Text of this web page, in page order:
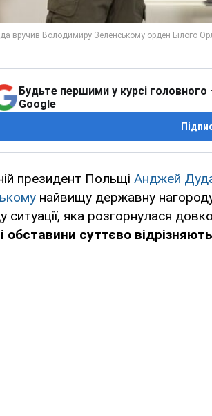
Будьте першими у курсі
Google
президент Польщі Анджей
найвищу державну
ситуації, яка розгорнулася
обставини суттєво